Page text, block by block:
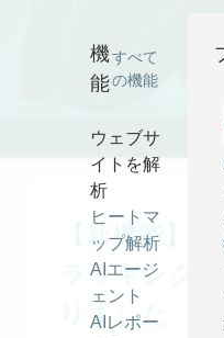
機
能
すべて
の機能
ウェブサ
イトを解
析
ヒートマ
ップ解析
AIエージ
ェント
AIレポー
【新機能】
ラッキング
りました